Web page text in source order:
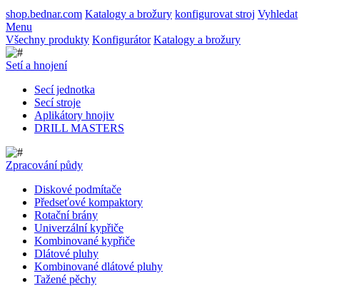
shop.bednar.com Katalogy a brožury konfigurovat stroj Vyhledat
Menu
Všechny produkty Konfigurátor Katalogy a brožury
Setí a hnojení
Secí jednotka
Secí stroje
Aplikátory hnojiv
DRILL MASTERS
Zpracování půdy
Diskové podmítače
Předseťové kompaktory
Rotační brány
Univerzální kypřiče
Kombinované kypřiče
Dlátové pluhy
Kombinované dlátové pluhy
Tažené pěchy